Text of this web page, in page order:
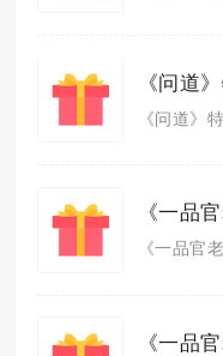
《问道
《问道》
《一品
《一品官
《一品